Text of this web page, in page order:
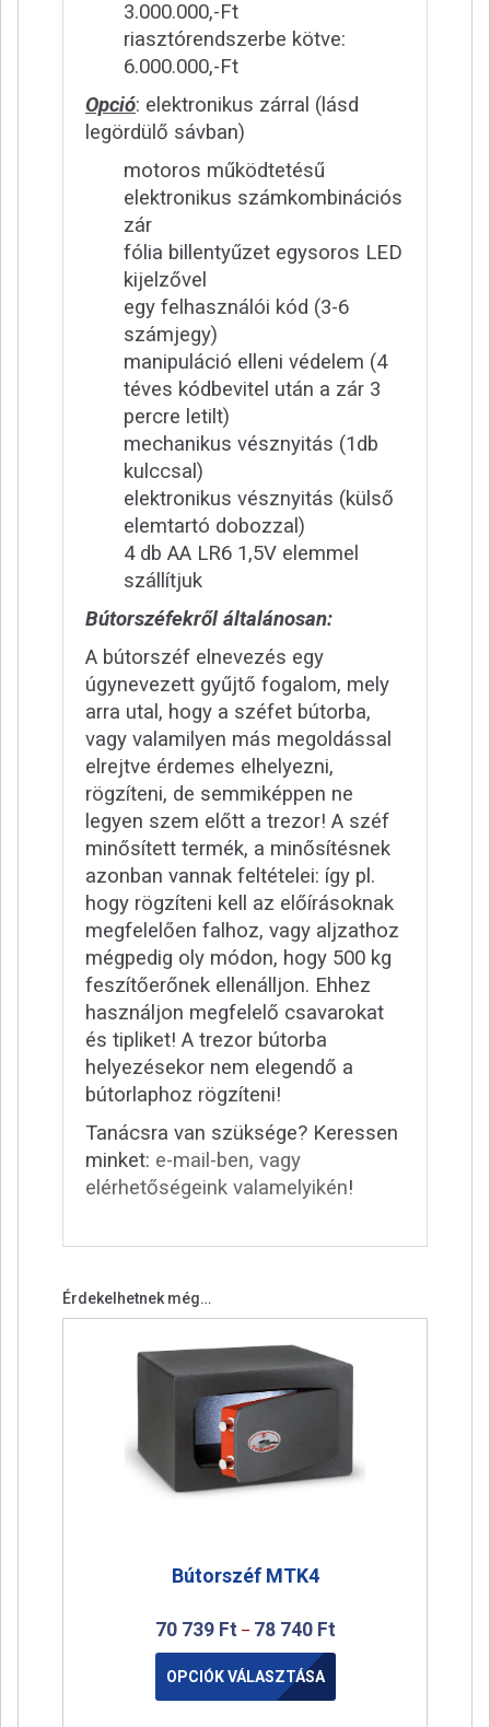
3.000.000,-Ft
riasztórendszerbe kötve:
6.000.000,-Ft
Opció: elektronikus zárral (lásd
legördülő sávban)
motoros működtetésű
elektronikus számkombinációs
zár
fólia billentyűzet egysoros LED
kijelzővel
egy felhasználói kód (3-6
számjegy)
manipuláció elleni védelem (4
téves kódbevitel után a zár 3
percre letilt)
mechanikus vésznyitás (1db
kulccsal)
elektronikus vésznyitás (külső
elemtartó dobozzal)
4 db AA LR6 1,5V elemmel
szállítjuk
Bútorszéfekről általánosan:
A bútorszéf elnevezés egy
úgynevezett gyűjtő fogalom, mely
arra utal, hogy a széfet bútorba,
vagy valamilyen más megoldással
elrejtve érdemes elhelyezni,
rögzíteni, de semmiképpen ne
legyen szem előtt a trezor! A széf
minősített termék, a minősítésnek
azonban vannak feltételei: így pl.
hogy rögzíteni kell az előírásoknak
megfelelően falhoz, vagy aljzathoz
mégpedig oly módon, hogy 500 kg
feszítőerőnek ellenálljon. Ehhez
használjon megfelelő csavarokat
és tipliket! A trezor bútorba
helyezésekor nem elegendő a
bútorlaphoz rögzíteni!
Tanácsra van szüksége? Keressen
minket: e-mail-ben, vagy
elérhetőségeink valamelyikén!
Érdekelhetnek még…
Bútorszéf MTK4
70 739 Ft – 78 740 Ft
OPCIÓK VÁLASZTÁSA